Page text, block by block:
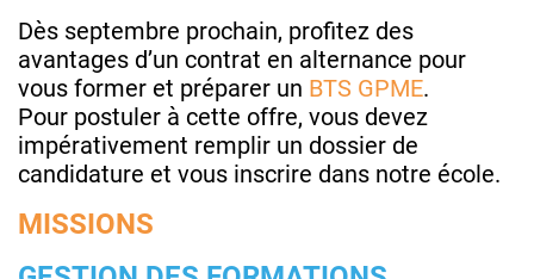
Dès septembre prochain, profitez des
avantages d’un contrat en alternance pour
vous former et préparer un BTS GPME.
Pour postuler à cette offre, vous devez
impérativement remplir un dossier de
candidature et vous inscrire dans notre école.
MISSIONS